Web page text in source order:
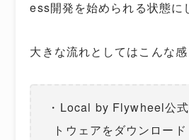
ess開発を始められる状態に
大きな流れとしてはこんな感
・Local by Flywheel公
トウェアをダウンロード